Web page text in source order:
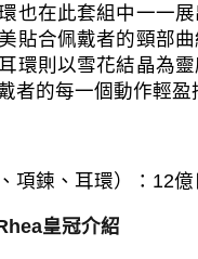
也在此套組中一一
貼合佩戴者的頸部
環則以雪花結晶為
者的每一個動作輕
項鍊、耳環）： 12億
皇冠介紹